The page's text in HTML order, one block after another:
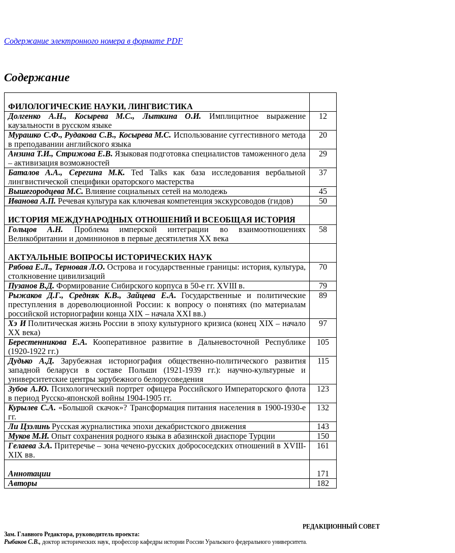
Содержание электронного номера в формате PDF
Содержание
ФИЛОЛОГИЧЕСКИЕ НАУКИ, ЛИНГВИСТИКА
Долгенко А.Н., Косырева М.С., Лыткина О.И.Имплицитное выражение
каузальности в русском языке
12
Мурашко С.Ф., Рудакова С.В., Косырева М.С. Использование суггестивного метода
в преподавании английского языка
20
Анзина Т.И., Стрижова Е.В. Языковая подготовка специалистов таможенного дела
– активизация возможностей
29
Баталов А.А., Серегина М.К.Ted Talks как база исследования вербальной
лингвистической специфики ораторского мастерства
37
Вышегородцева М.С.Влияние социальных сетей на молодежь
45
Иванова А.П.Речевая культура как ключевая компетенция экскурсоводов (гидов) 50
ИСТОРИЯ МЕЖДУНАРОДНЫХ ОТНОШЕНИЙ И ВСЕОБЩАЯ ИСТОРИЯ
Гольцов А.Н. Проблема имперской интеграции во взаимоотношениях
Великобритании и доминионов в первые десятилетия ХХ века
58
АКТУАЛЬНЫЕ ВОПРОСЫ ИСТОРИЧЕСКИХ НАУК
Рябова Е.Л., Терновая Л.О.Острова и государственные границы: история, культура,
столкновение цивилизаций
70
Пузанов В.Д.Формирование Сибирского корпуса в 50-е гг. XVIII в.
79
Рыжаков Д.Г., Средняк К.В., Зайцева Е.А.Государственные и политические
преступления в дореволюционной России: к вопросу о понятиях (по материалам
российской историографии конца XIX – начала ХХI вв.)
89
Хэ ИПолитическая жизнь России в эпоху культурного кризиса (конец XIX – начало
ХХ века)
97
Берестенникова Е.А.Кооперативное развитие в Дальневосточной Республике
(1920-1922 гг.)
105
Дудько А.Д.Зарубежная историография общественно-политического развития
западной беларуси в составе Польши (1921-1939 гг.): научно-культурные и
университетские центры зарубежного белорусоведения
115
Зубов А.Ю. Психологический портрет офицера Российского Императорского флота
в период Русско-японской войны 1904-1905 гг.
123
Курылев С.А. «Большой скачок»? Трансформация питания населения в 1900-1930-е
гг.
132
Ли ЦзэлиньРусская журналистика эпохи декабристского движения
143
Муков М.И.Опыт сохранения родного языка в абазинской диаспоре Турции
150
Гелаева З.А. Притеречье – зона чечено-русских добрососедских отношений в XVIII-
XIX вв.
161
Аннотации
171
Авторы
182
РЕДАКЦИОННЫЙ СОВЕТ
Зам. Главного Редактора, руководитель проекта:
Рыбаков С.В., доктор исторических наук, профессор кафедры истории России Уральского федерального университета.